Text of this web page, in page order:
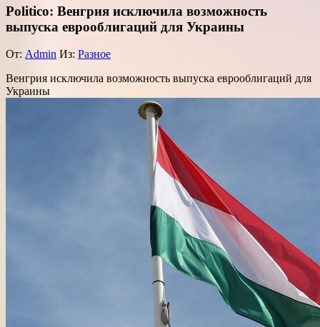
Politico: Венгрия исключила возможность
выпуска еврооблигаций для Украины
От: Admin Из: Разное
Венгрия исключила возможность выпуска еврооблигаций для
Украины